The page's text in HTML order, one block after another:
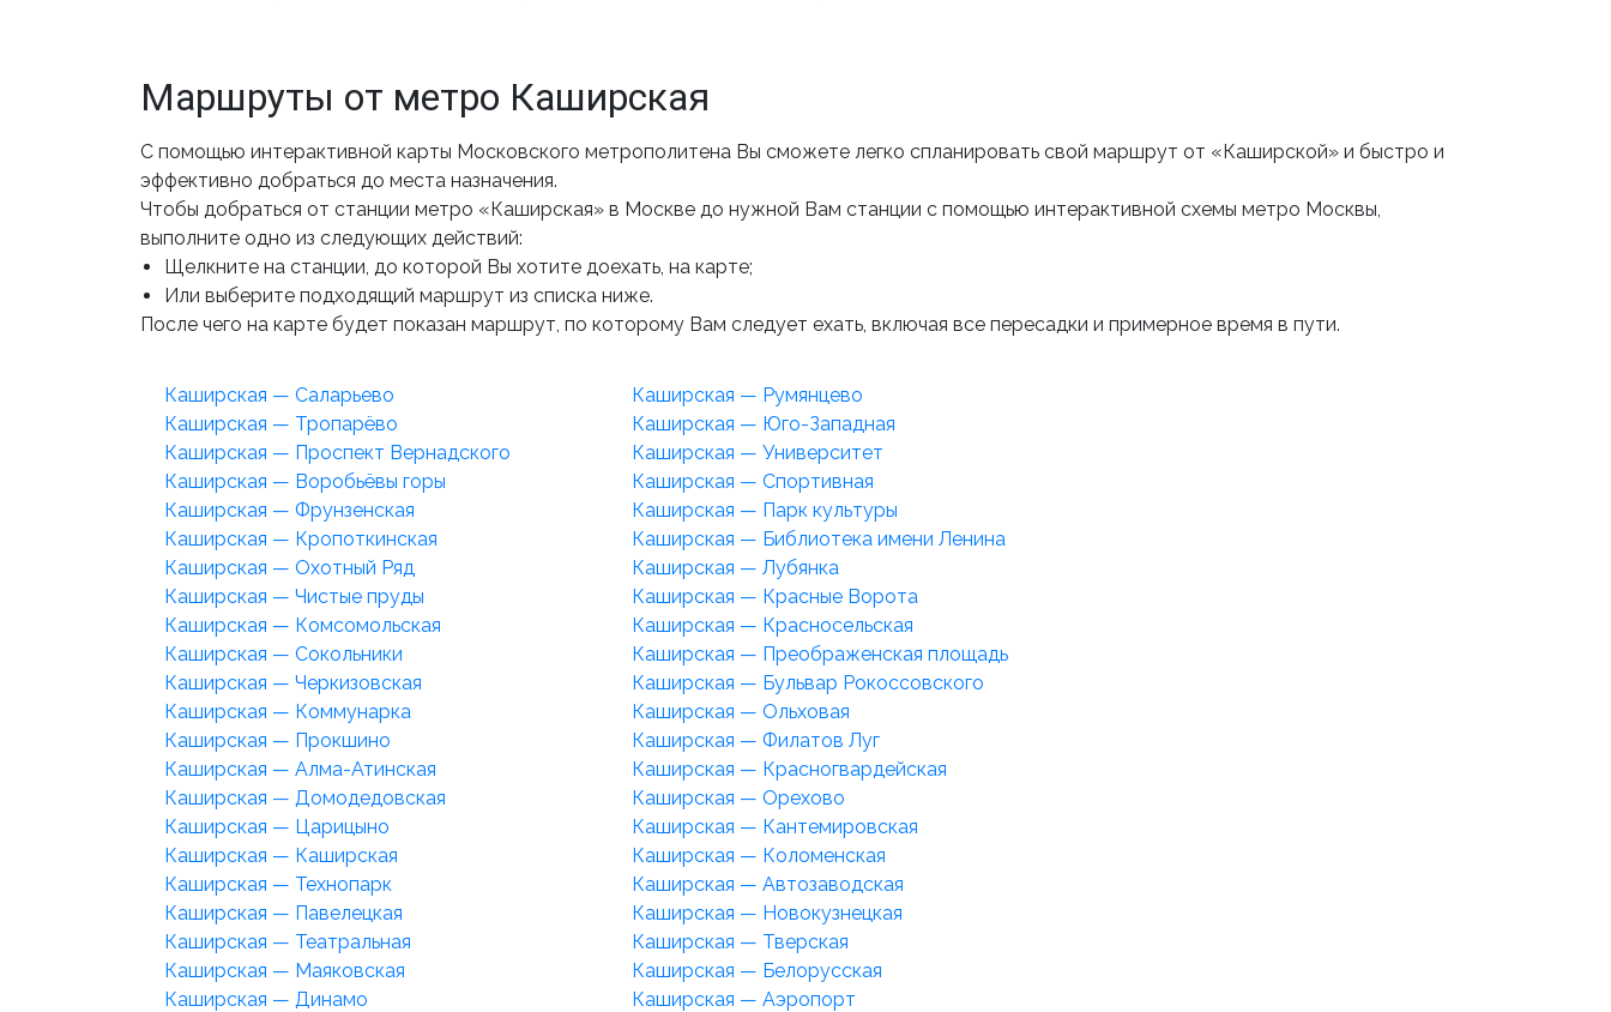
Маршруты от метро Каширская
С помощью интерактивной карты Московского метрополитена Вы сможете легко спланировать свой маршрут от «Каширской» и быстро и
эффективно добраться до места назначения.
Чтобы добраться от станции метро «Каширская» в Москве до нужной Вам станции с помощью интерактивной схемы метро Москвы,
выполните одно из следующих действий:
Щелкните на станции, до которой Вы хотите доехать, на карте;
Или выберите подходящий маршрут из списка ниже.
После чего на карте будет показан маршрут, по которому Вам следует ехать, включая все пересадки и примерное время в пути.
Каширская — Саларьево
Каширская — Румянцево
Каширская — Тропарёво
Каширская — Юго-Западная
Каширская — Проспект Вернадского
Каширская — Университет
Каширская — Воробьёвы горы
Каширская — Спортивная
Каширская — Фрунзенская
Каширская — Парк культуры
Каширская — Кропоткинская
Каширская — Библиотека имени Ленина
Каширская — Охотный Ряд
Каширская — Лубянка
Каширская — Чистые пруды
Каширская — Красные Ворота
Каширская — Комсомольская
Каширская — Красносельская
Каширская — Сокольники
Каширская — Преображенская площадь
Каширская — Черкизовская
Каширская — Бульвар Рокоссовского
Каширская — Коммунарка
Каширская — Ольховая
Каширская — Прокшино
Каширская — Филатов Луг
Каширская — Алма-Атинская
Каширская — Красногвардейская
Каширская — Домодедовская
Каширская — Орехово
Каширская — Царицыно
Каширская — Кантемировская
Каширская — Каширская
Каширская — Коломенская
Каширская — Технопарк
Каширская — Автозаводская
Каширская — Павелецкая
Каширская — Новокузнецкая
Каширская — Театральная
Каширская — Тверская
Каширская — Маяковская
Каширская — Белорусская
Каширская — Динамо
Каширская — Аэропорт